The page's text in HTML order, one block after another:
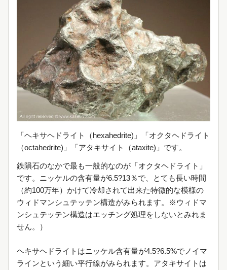
「ヘキサヘドライト（hexahedrite)」「オクタヘドライト
（octahedrite)」「アタキサイト（ataxite)」です。
鉄隕石のなかで最も一般的なのが「オクタヘドライト」
です。ニッケルの含有量が6.5?13％で、とても長い時間
（約100万年）かけて冷却されて出来た特徴的な模様の
ウィドマンシュテッテン構造がみられます。※ウィドマ
ンシュテッテン構造はエッチング処理をしないとみれま
せん。）
ヘキサヘドライトはニッケル含有量が4.5?6.5%でノイマ
ラインという細い平行線がみられます。アタキサイトは